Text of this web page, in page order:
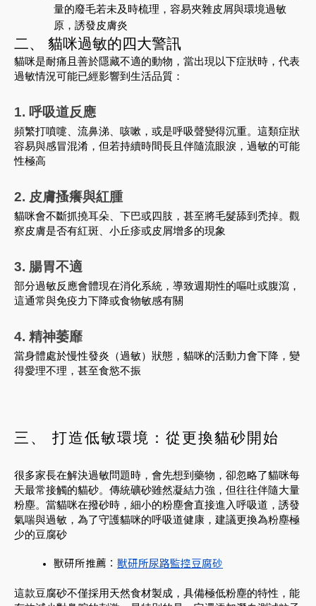
量的廢毛若未及時梳理，容易夾雜皮屑與環境過敏
原，誘發皮膚炎
二、 貓咪過敏的四大警訊
貓咪是耐痛且善於隱藏不適的動物，當出現以下症狀時，代表
過敏情況可能已經影響到生活品質：
1. 呼吸道反應
頻繁打噴嚏、流鼻涕、咳嗽，或是呼吸聲變得沉重。這類症狀
容易與感冒混淆，但若持續時間長且伴隨流眼淚，過敏的可能
性極高
2. 皮膚搔癢與紅腫
貓咪會不斷抓撓耳朵、下巴或四肢，甚至將毛髮舔到禿掉。觀
察皮膚是否有紅斑、小丘疹或皮屑增多的現象
3. 腸胃不適
部分過敏反應會體現在消化系統，導致週期性的嘔吐或腹瀉，
這通常與免疫力下降或食物敏感有關
4. 精神萎靡
當身體處於慢性發炎（過敏）狀態，貓咪的活動力會下降，變
得愛理不理，甚至食慾不振
三、 打造低敏環境：從更換貓砂開始
很多家長在解決過敏問題時，會先想到藥物，卻忽略了貓咪每
天最常接觸的貓砂。傳統礦砂雖然凝結力強，但往往伴隨大量
粉塵。當貓咪在撥砂時，細小的粉塵會直接進入呼吸道，誘發
氣喘與過敏，為了守護貓咪的呼吸道健康，建議更換為粉塵極
少的豆腐砂
獸研所推薦： 獸研所尿路監控豆腐砂
這款豆腐砂不僅採用天然食材製成，具備極低粉塵的特性，能